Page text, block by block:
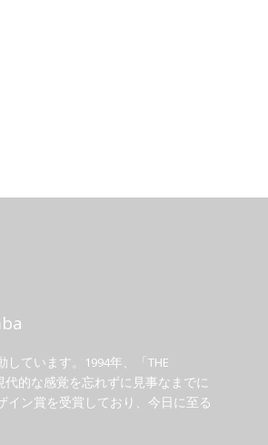
ています。1994年、「THE
代的な感覚を忘れずに見事なまでに
ン賞を受賞しており、今日に至る